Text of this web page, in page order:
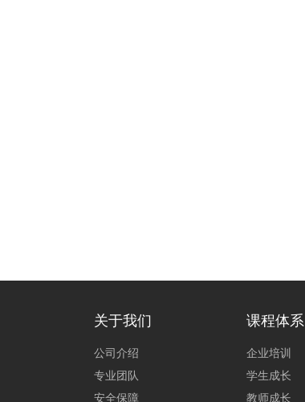
关于我们
公司介绍
专业团队
安全保障
课程体系
企业培训
学生成长
教师成长